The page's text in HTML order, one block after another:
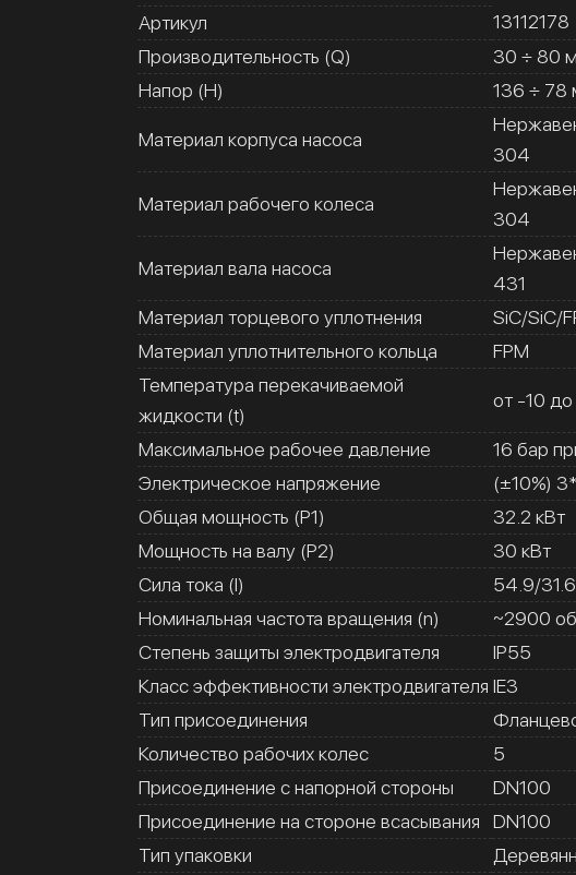
Артикул
13112178
Производительность (Q)
30 ÷ 80
Напор (H)
136 ÷ 78
Материал корпуса насоса
304
Материал рабочего колеса
304
Материал вала насоса
431
Материал торцевого уплотнения
SiC/SiC/
Материал уплотнительного кольца
FPM
Температура перекачиваемой
жидкости (t)
от -10 до
Максимальное рабочее давление
16 бар
Электрическое напряжение
(±10%)
Общая мощность (Р1)
32.2 кВт
Мощность на валу (Р2)
30 кВт
Сила тока (I)
54.9/
Номинальная частота вращения (n)
~2900
Степень защиты электродвигателя
IP55
Класс эффективности электродвигателя IE3
Тип присоединения
Количество рабочих колес
5
Присоединение с напорной стороны
DN100
Присоединение на стороне всасывания
DN100
Тип упаковки